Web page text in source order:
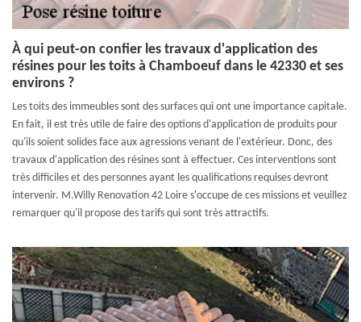
À qui peut-on confier les travaux d'application des
résines pour les toits à Chamboeuf dans le 42330 et ses
environs ?
Les toits des immeubles sont des surfaces qui ont une importance capitale.
En fait, il est très utile de faire des options d'application de produits pour
qu'ils soient solides face aux agressions venant de l'extérieur. Donc, des
travaux d'application des résines sont à effectuer. Ces interventions sont
très difficiles et des personnes ayant les qualifications requises devront
intervenir. M.Willy Renovation 42 Loire s'occupe de ces missions et veuillez
remarquer qu'il propose des tarifs qui sont très attractifs.